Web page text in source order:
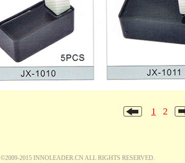
1 2
©2009-2015 INNOLEADER.CN ALL RIGHTS RESERVED.